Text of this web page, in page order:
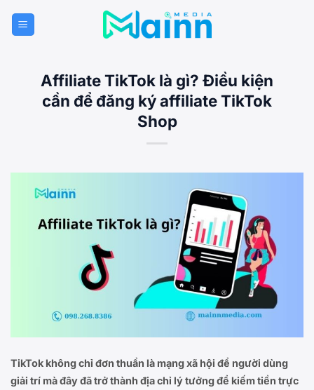
qua
Affiliate TikTok là gì? Điều kiện
cần để đăng ký affiliate TikTok
Shop
TikTok không chỉ đơn thuần là mạng xã hội để người dùng
giải trí mà đây đã trở thành địa chỉ lý tưởng để kiếm tiền trực